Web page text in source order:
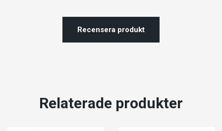
Recensera produkt
Relaterade produkter